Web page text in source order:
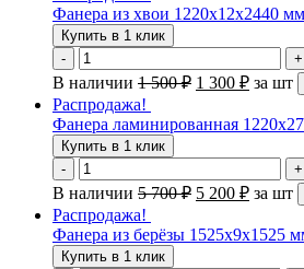
Фанера из хвои 1220х12х2440
Купить в 1 клик
-
+
В наличии 1 500₽ 1 300 ₽ за шт
Распродажа!
Фанера ламинированная
Купить в 1 клик
-
+
В наличии 5 700₽ 5 200 ₽ за шт
Распродажа!
Фанера из берёзы 1525х9х1525
Купить в 1 клик